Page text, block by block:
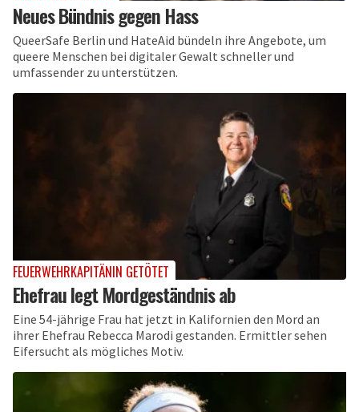
Neues Bündnis gegen Hass
QueerSafe Berlin und HateAid bündeln ihre Angebote, um
queere Menschen bei digitaler Gewalt schneller und
umfassender zu unterstützen.
FEUERWEHRKAPITÄNIN GETÖTET
Ehefrau legt Mordgeständnis ab
Eine 54-jährige Frau hat jetzt in Kalifornien den Mord an
ihrer Ehefrau Rebecca Marodi gestanden. Ermittler sehen
Eifersucht als mögliches Motiv.